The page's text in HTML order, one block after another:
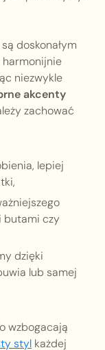
doskonałym
niezwykle
akcenty
zachować
lepiej
butami czy
dzięki
lub samej
wzbogacają
styl każdej